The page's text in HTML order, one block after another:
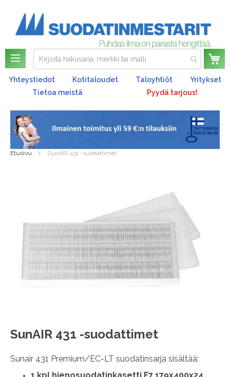
Yhteystiedot Kotitaloudet Taloyhtiöt
Yritykset
Tietoa meistä
Pyydä tarjous!
Etusivu SunAIR 431 -suodattimet
SunAIR 431 -suodattimet
Sunair 431 Premium/EC-LT suodatinsarja sisältää:
1 kpl hienosuodatinkasetti F7 179x400x24
images
gallery
Skip
to
beginning